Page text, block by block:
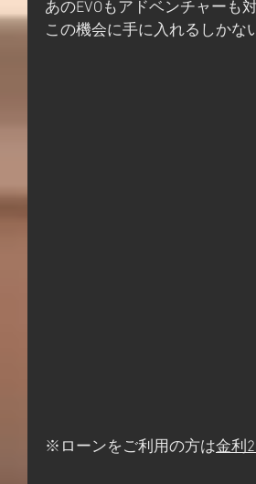
あのEVOもアドベンチャーも
この機会に手に入れるしかな
※ローンをご利用の方は金利